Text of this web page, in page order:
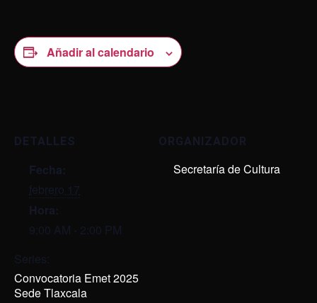
Añadir al calendario
DETALLES
Fecha:
febrero 17
Hora:
9:00 AM - 2:00 PM
Series:
Convocatoria Emet 2025
Sede Tlaxcala
ORGANIZADOR
Secretaría de Cultura